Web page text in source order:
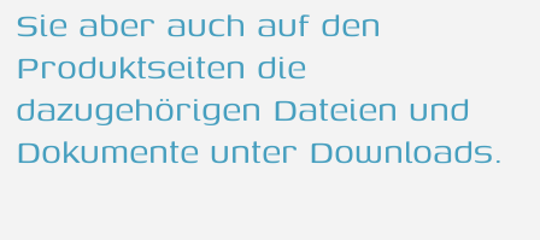
Sie aber auch auf den
Produktseiten die
dazugehörigen Dateien und
Dokumente unter Downloads.